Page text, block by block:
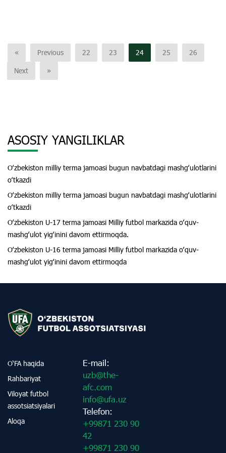
« Previous 22 23 24 25 26
Next »
ASOSIY YANGILIKLAR
Oʻzbekiston milliy terma jamoasi bugun navbatdagi mashgʻulotlarini
oʻtkazdi
Oʻzbekiston milliy terma jamoasi bugun navbatdagi mashgʻulotlarini
oʻtkazdi
Oʻzbekiston U-17 terma jamoasi Milliy futbol markazida oʻquv-
mashgʻulot yigʻinini davom ettirmoqda.
Oʻzbekiston U-16 terma jamoasi Milliy futbol markazida oʻquv-
mashgʻulot yigʻinini davom ettirmoqda
O‘FA haqida
Rahbariyat
Viloyat futbol
assotsiatsiyalari
Aloqa
E-mail:
uzb@the-
afc.com
info@ufa.uz
Telefon:
+99871 230 90
42
+99871 230 90